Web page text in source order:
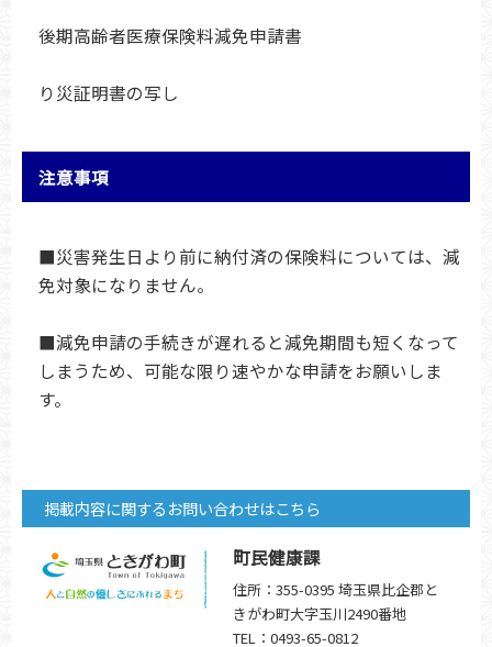
後期高齢者医療保険料減免申請書
り災証明書の写し
注意事項
■災害発生日より前に納付済の保険料については、減
免対象になりません。
■減免申請の手続きが遅れると減免期間も短くなって
しまうため、可能な限り速やかな申請をお願いしま
す。
掲載内容に関するお問い合わせはこちら
町民健康課
住所：355-0395 埼玉県比企郡と
きがわ町大字玉川2490番地
TEL：0493-65-0812